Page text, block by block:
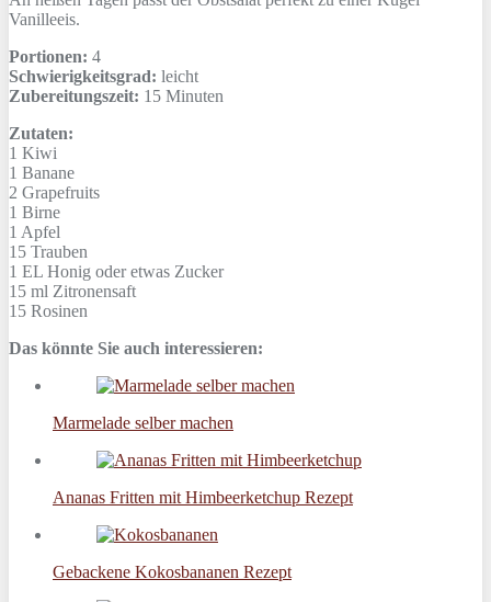
Vanilleeis.
Portionen: 4
Schwierigkeitsgrad: leicht
Zubereitungszeit: 15 Minuten
Zutaten:
1 Kiwi
1 Banane
2 Grapefruits
1 Birne
1 Apfel
15 Trauben
1 EL Honig oder etwas Zucker
15 ml Zitronensaft
15 Rosinen
Das könnte Sie auch interessieren:
Marmelade selber machen
Ananas Fritten mit Himbeerketchup Rezept
Gebackene Kokosbananen Rezept